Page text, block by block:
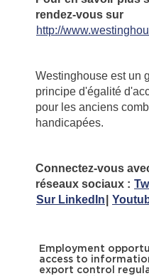
rendez-vous sur
http://
Westinghouse est un
principe d'égalité
pour les anciens
handicapées.
Connectez-vous
réseaux sociaux :
Sur LinkedIn
Employment
access to
export control